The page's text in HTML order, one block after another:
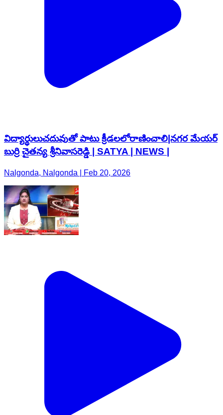
విద్యార్థులుచదువుతో పాటు క్రీడలలోరాణించాలి|నగర మేయర్
బుర్రి చైతన్య శ్రీనివాసరెడ్డి | SATYA | NEWS |
Nalgonda, Nalgonda | Feb 20, 2026